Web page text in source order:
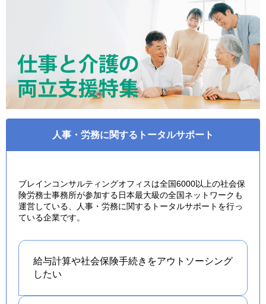
人事・労務に関するトータルサポート
ブレインコンサルティングオフィスは全国6000以上の社会保
険労務士事務所が参加する日本最大級の全国ネットワークも
運営している、人事・労務に関するトータルサポートを行っ
ている企業です。
給与計算や社会保険手続きをアウトソーシング
したい